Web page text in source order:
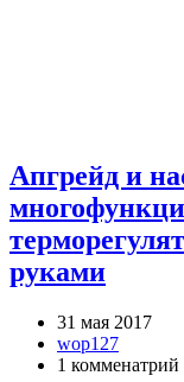
Апгрейд и
руками
31 мая 2017
wop127
1 комменатрий